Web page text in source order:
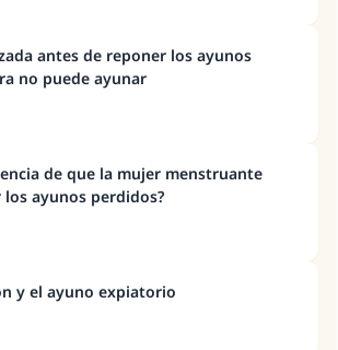
antes de reponer los ayunos
no puede ayunar
de que la mujer menstruante
ayunos perdidos?
y el ayuno expiatorio
que orienta a otros a hacer el
la misma recompensa que